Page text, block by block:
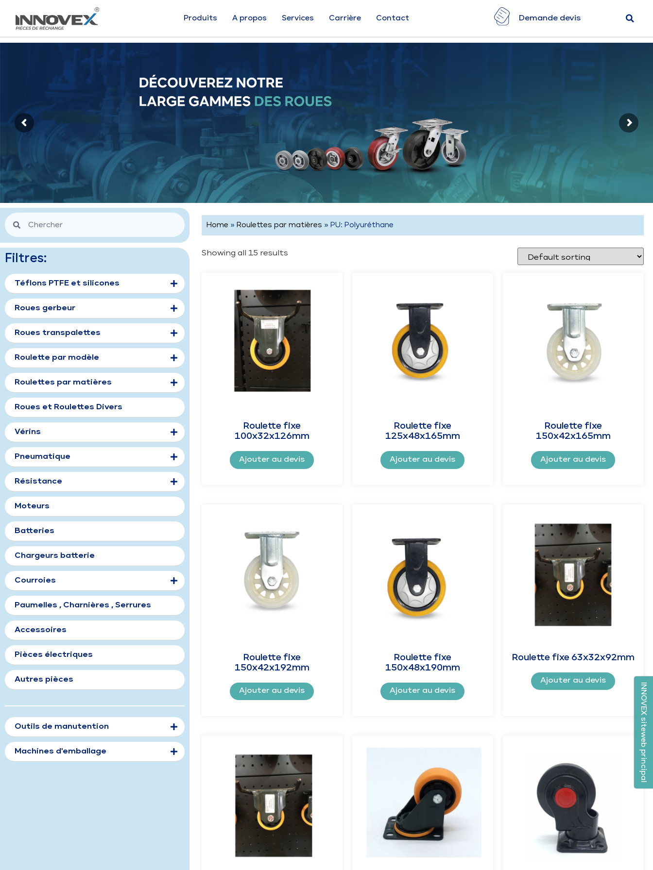
Produits A propos Services Carrière Contact Demande devis
Home » Roulettes par matières » PU: Polyuréthane
Filtres:
Téflons PTFE et silicones
Roues gerbeur
Roues transpalettes
Roulette par modèle
Roulettes par matières
Roues et Roulettes Divers
Vérins
Pneumatique
Résistance
Moteurs
Batteries
Chargeurs batterie
Courroies
Paumelles , Charnières , Serrures
Accessoires
Pièces électriques
Autres pièces
Outils de manutention
Machines d'emballage
Showing all 15 results
Roulette fixe
100x32x126mm
Ajouter au devis
Roulette fixe
125x48x165mm
Ajouter au devis
Roulette fixe
150x42x165mm
Ajouter au devis
Roulette fixe
150x42x192mm
Ajouter au devis
Roulette fixe
150x48x190mm
Ajouter au devis
Roulette fixe 63x32x92mm
Ajouter au devis
INNOVEX siteweb principal